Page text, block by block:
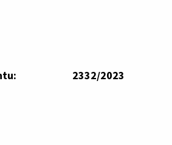
2332/2023